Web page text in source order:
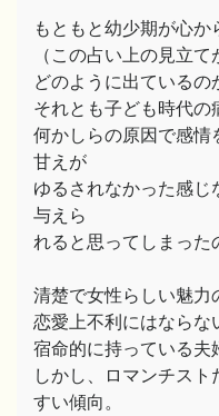
もともと幼少期が心か
（この占い上の見立
どのように出ているの
それとも子ども時代の
何かしらの原因で感情
甘えが
ゆるされなかった感
与えら
れると思ってしまった
清楚で女性らしい魅力
恋愛上不利にはならな
宿命的に持っている夫
しかし、ロマンチス
すい傾向。